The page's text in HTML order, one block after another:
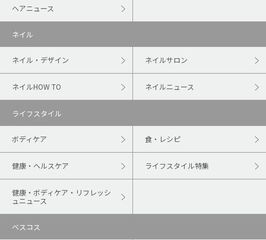
ヘアニュース
ネイル
ネイル・デザイン ネイルサロン
ネイルHOW TO ネイルニュース
ライフスタイル
ボディケア 食・レシピ
健康・ヘルスケア ライフスタイル特集
健康・ボディケア・リフレッシ
ュニュース
ベスコス